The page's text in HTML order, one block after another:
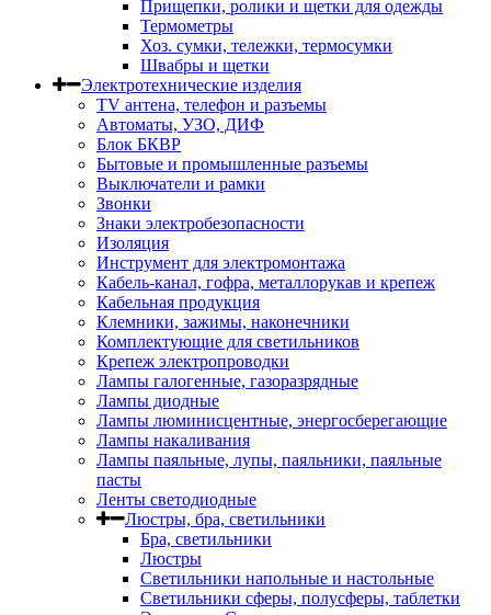
Прищепки, ролики и щетки для одежды
Термометры
Хоз. сумки, тележки, термосумки
Швабры и щетки
Электротехнические изделия
TV aнтена, телефон и разъемы
Автоматы, УЗО, ДИФ
Блок БКВР
Бытовые и промышленные разъемы
Выключатели и рамки
Звонки
Знаки электробезопасности
Изоляция
Инструмент для электромонтажа
Кабель-канал, гофра, металлорукав и крепеж
Кабельная продукция
Клемники, зажимы, наконечники
Комплектующие для светильников
Крепеж электропроводки
Лампы галогенные, газоразрядные
Лампы диодные
Лампы люминисцентные, энергосберегающие
Лампы накаливания
Лампы паяльные, лупы, паяльники, паяльные
пасты
Ленты светодиодные
Люстры, бра, светильники
Бра, светильники
Люстры
Светильники напольные и настольные
Светильники сферы, полусферы, таблетки